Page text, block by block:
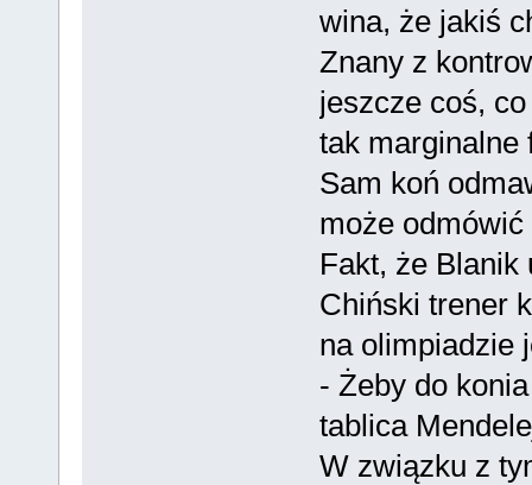
wina, że jakiś
Znany z
jeszcze coś,
tak marginalne
Sam koń
może
Fakt, że Blanik
Chiński trener
na olimpiadzie
- Żeby do
tablica
W związku z